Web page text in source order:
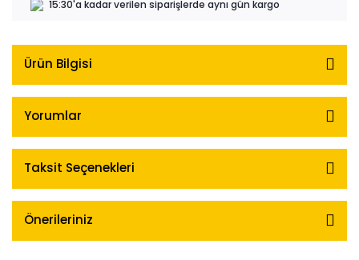
15:30'a kadar verilen siparişlerde aynı gün kargo
Ürün Bilgisi
Yorumlar
Taksit Seçenekleri
Önerileriniz